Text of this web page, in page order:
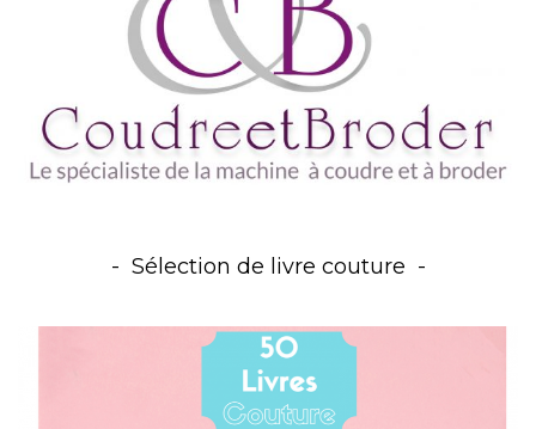
Sélection de livre couture